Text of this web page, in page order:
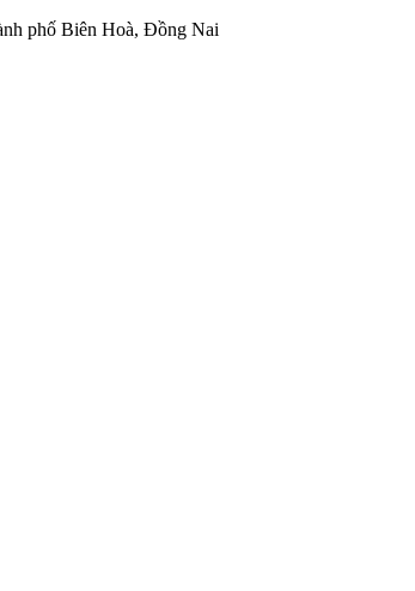
phố Biên Hoà, Đồng Nai